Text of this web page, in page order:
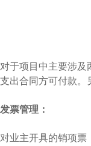
对于项目中主要涉及
支出合同方可付款。
发票管理：
对业主开具的销项票